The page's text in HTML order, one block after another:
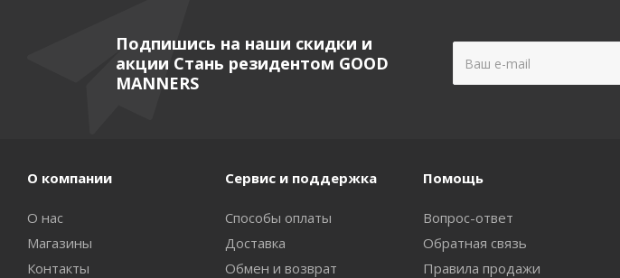
Подпишись на наши скидки и
акции Стань резидентом GOOD
MANNERS
О компании
О нас
Магазины
Контакты
Сервис и поддержка
Способы оплаты
Доставка
Обмен и возврат
Помощь
Вопрос-ответ
Обратная связь
Правила продажи